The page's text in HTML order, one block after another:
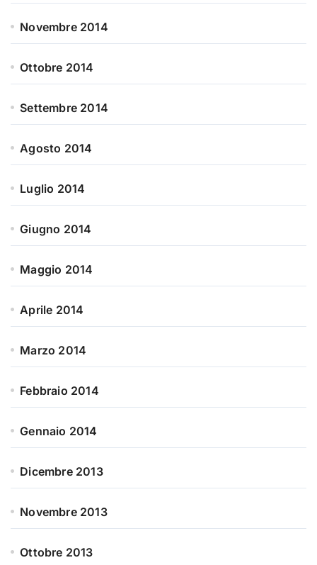
Novembre 2014
Ottobre 2014
Settembre 2014
Agosto 2014
Luglio 2014
Giugno 2014
Maggio 2014
Aprile 2014
Marzo 2014
Febbraio 2014
Gennaio 2014
Dicembre 2013
Novembre 2013
Ottobre 2013